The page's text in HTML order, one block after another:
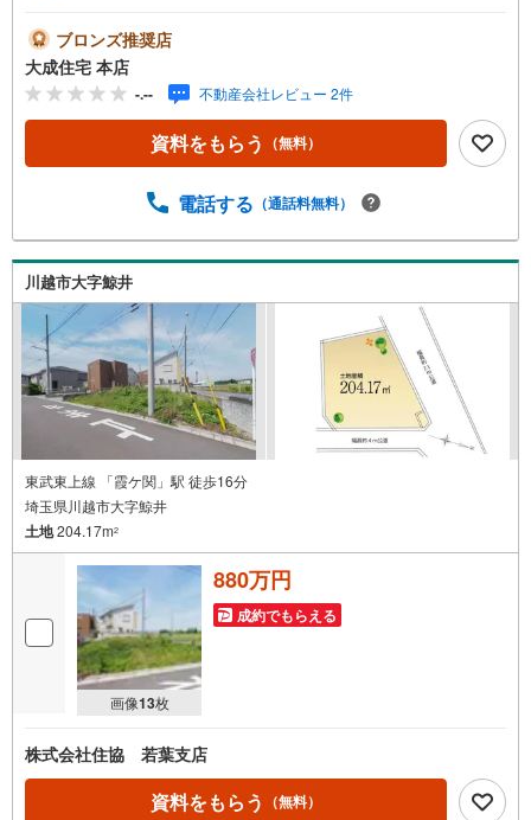
を進めたい』そんな方にぴったりの建築条件なし土地で
す。ご希望に合わせた建築プランのご相談も可能です＾＾
━…‥Design‥…━当物件では建築会社は自由にお選びい
ただけますが、当社住宅仕様「COCOYUNO」での建築プ
ランのご相談も可能です。一人ひとりの暮らしに寄り添っ
た自由設計を基本に、耐震等級3・制震装置・長期優良住宅
ない部分にも配慮し、安心して長く暮らせる住まいをご提
小学校まで徒歩9分！6年間通うのにも安心・安全の距離で
すね＾＾期間限定商品やホットスナックが急に食べたくな
ってもすぐ買いに行けるミニストップまで徒歩10分！毎日
消費される 食品・飲料など 必要不可欠なスーパー ヤオコ
ーまで徒歩14分！
ブロンズ推奨店
大成住宅 本店
-.-- 不動産会社レビュー 2件
資料をもらう （無料）
電話する （通話料無料）
川越市大字鯨井
東武東上線 「霞ケ関」駅 徒歩16分
埼玉県川越市大字鯨井
土地204.17m2
画像13枚
880万円
成約でもらえる
株式会社住協 若葉支店
資料をもらう （無料）